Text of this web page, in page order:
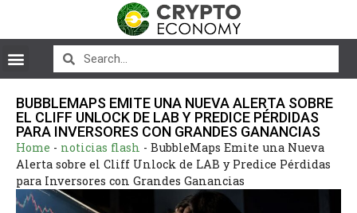
BUBBLEMAPS EMITE UNA NUEVA ALERTA SOBRE
EL CLIFF UNLOCK DE LAB Y PREDICE PÉRDIDAS
PARA INVERSORES CON GRANDES GANANCIAS
Home - noticias flash - BubbleMaps Emite una Nueva
Alerta sobre el Cliff Unlock de LAB y Predice Pérdidas
para Inversores con Grandes Ganancias